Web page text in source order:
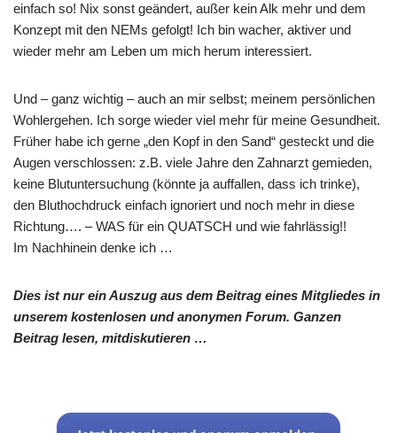
einfach so! Nix sonst geändert, außer kein Alk mehr und dem
Konzept mit den NEMs gefolgt! Ich bin wacher, aktiver und
wieder mehr am Leben um mich herum interessiert.
Und – ganz wichtig – auch an mir selbst; meinem persönlichen
Wohlergehen. Ich sorge wieder viel mehr für meine Gesundheit.
Früher habe ich gerne „den Kopf in den Sand“ gesteckt und die
Augen verschlossen: z.B. viele Jahre den Zahnarzt gemieden,
keine Blutuntersuchung (könnte ja auffallen, dass ich trinke),
den Bluthochdruck einfach ignoriert und noch mehr in diese
Richtung…. – WAS für ein QUATSCH und wie fahrlässig!!
Im Nachhinein denke ich …
Dies ist nur ein Auszug aus dem Beitrag eines Mitgliedes in
unserem kostenlosen und anonymen Forum. Ganzen
Beitrag lesen, mitdiskutieren …